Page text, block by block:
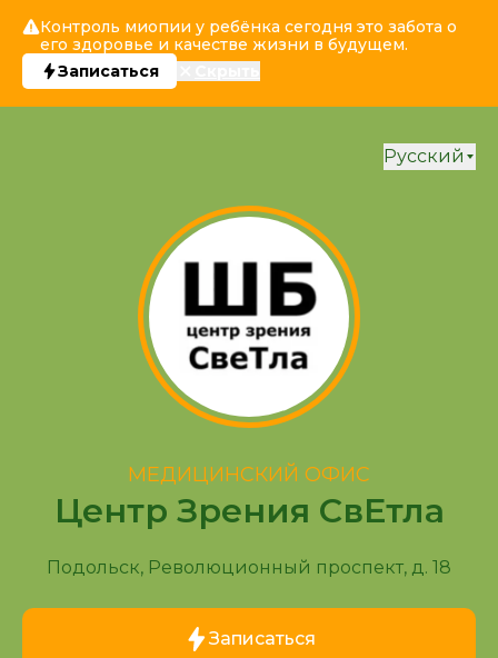
Контроль миопии у ребёнка сегодня это забота о
его здоровье и качестве жизни в будущем.
Записаться
Русский
МЕДИЦИНСКИЙ ОФИС
Центр Зрения СвЕтла
Подольск, Революционный проспект, д. 18
Записаться